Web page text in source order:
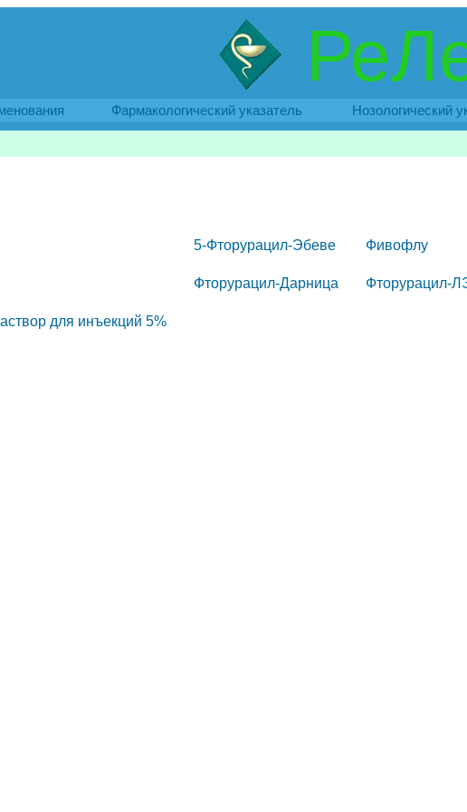
Фармакологический указатель Нозологический
5-Фторурацил-Эбеве Фивофлу
Фторурацил-Дарница Фторурацил-
для инъекций 5%